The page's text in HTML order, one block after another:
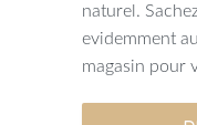
naturel.
evidemment
magasin pour